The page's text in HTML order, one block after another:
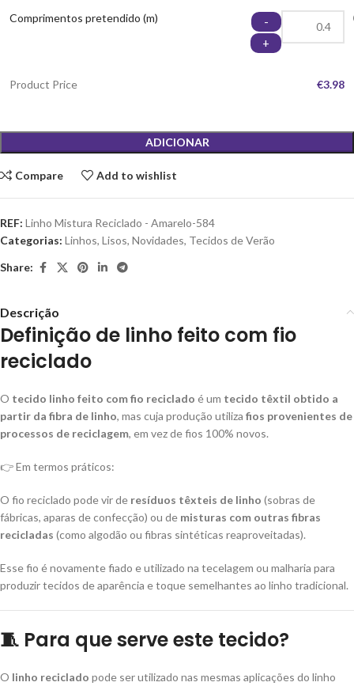
Comprimentos pretendido (m)
-
+
Product Price €3.98
ADICIONAR
Compare Add to wishlist
REF: Linho Mistura Reciclado - Amarelo-584
Categorias: Linhos, Lisos, Novidades, Tecidos de Verão
Share:
Descrição
Definição de linho feito com fio
reciclado
O tecido linho feito com fio reciclado é um tecido têxtil obtido a
partir da fibra de linho, mas cuja produção utiliza fios provenientes de
processos de reciclagem, em vez de fios 100% novos.
👉 Em termos práticos:
O fio reciclado pode vir de resíduos têxteis de linho (sobras de
fábricas, aparas de confecção) ou de misturas com outras fibras
recicladas (como algodão ou fibras sintéticas reaproveitadas).
Esse fio é novamente fiado e utilizado na tecelagem ou malharia para
produzir tecidos de aparência e toque semelhantes ao linho tradicional.
🧵 Para que serve este tecido?
O linho reciclado pode ser utilizado nas mesmas aplicações do linho